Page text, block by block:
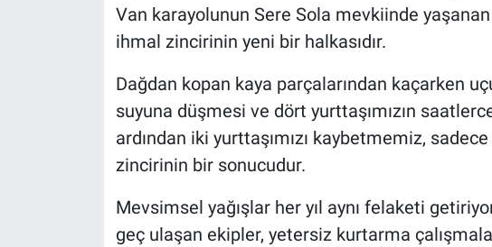
Van karayolunun Sere Sola mevkiinde
ihmal zincirinin yeni bir halkasıdır.
Dağdan kopan kaya parçalarından kaçarken
suyuna düşmesi ve dört yurttaşımızın
ardından iki yurttaşımızı kaybetmemiz,
zincirinin bir sonucudur.
Mevsimsel yağışlar her yıl aynı felaketi
geç ulaşan ekipler, yetersiz kurtarma